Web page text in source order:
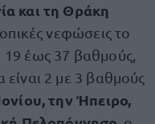
και τη Θράκη
νεφώσεις το
έως 37 βαθμούς,
2 με 3 βαθμούς
την Ήπειρο,